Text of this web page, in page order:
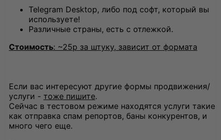
Telegram Desktop, либо под софт, который вы
используете!
Различные страны, есть с отлежкой.
Стоимость: ~25р за штуку, зависит от формата
Если вас интересуют другие формы продвижения/
услуги - тоже пишите.
Сейчас в тестовом режиме находятся услуги такие
как отправка спам репортов, баны конкурентов, и
много чего еще.